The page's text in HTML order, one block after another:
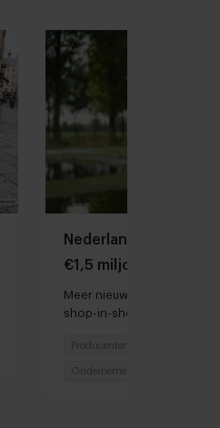
Nederlandse
€1,5 miljoen ophalen
groei
Meer nieuws: chocolatier
shop-in-shops bij Rituals
Producenten
Ondernemen